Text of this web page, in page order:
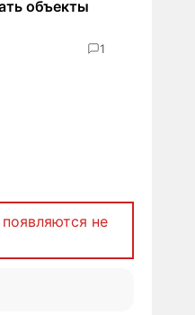
объекты
1
не